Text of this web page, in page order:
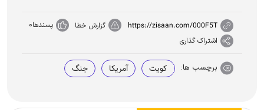
https://zisaan.com/000F5T گزارش خطا پسندها0
اشتراک گذاری
برچسب ها: کویت آمریکا جنگ